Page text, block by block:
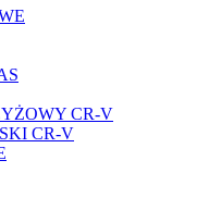
CR-V
CR-V